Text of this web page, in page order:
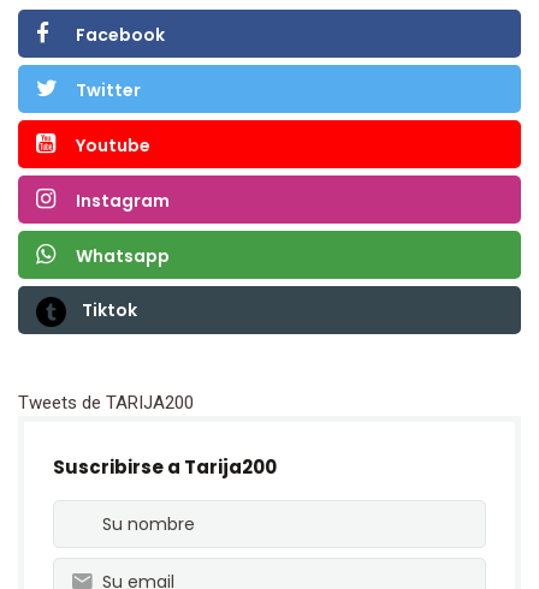
Facebook
Twitter
Youtube
Instagram
Whatsapp
Tiktok
Tweets de TARIJA200
Suscribirse a Tarija200